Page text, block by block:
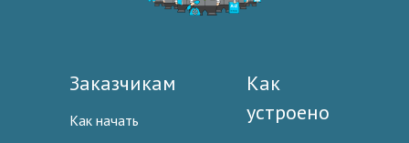
Заказчикам
Как начать
Как
устроено